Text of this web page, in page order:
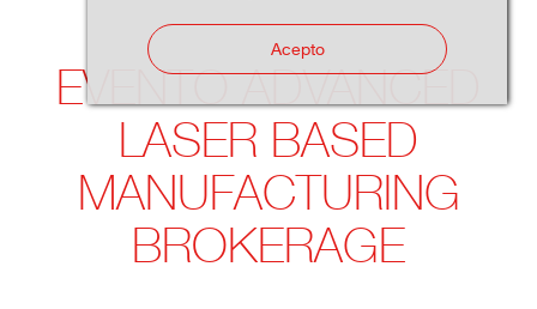
Acepto
EVENTO ADVANCED
LASER BASED
MANUFACTURING
BROKERAGE